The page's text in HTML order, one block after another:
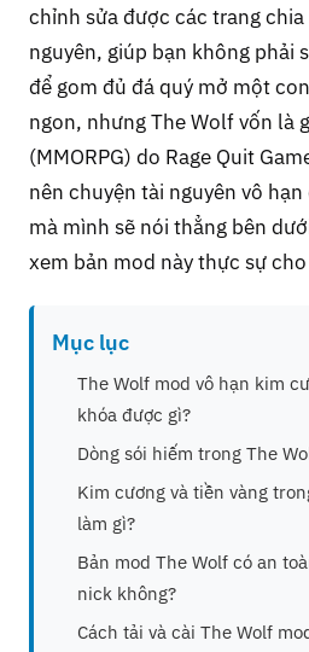
chỉnh sửa được các trang chia
nguyên, giúp bạn không phải
để gom đủ đá quý mở một
ngon, nhưng The Wolf vốn là
(MMORPG) do Rage Quit
nên chuyện tài nguyên vô
mà mình sẽ nói thẳng bên
xem bản mod này thực sự
Mục lục
The Wolf mod vô hạn kim
khóa được gì?
Dòng sói hiếm trong The
Kim cương và tiền vàng
làm gì?
Bản mod The Wolf có an
nick không?
Cách tải và cài The Wolf